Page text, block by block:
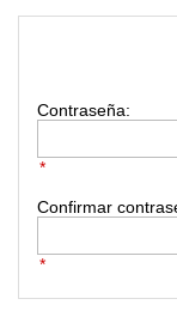
Contraseña:
*
Confirmar
*